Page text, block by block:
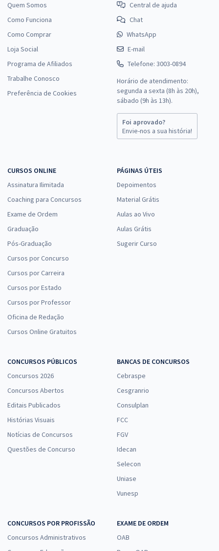
Quem Somos
Como Funciona
Como Comprar
Loja Social
Programa de Afiliados
Trabalhe Conosco
Preferência de Cookies
Central de ajuda
Chat
WhatsApp
E-mail
Telefone: 3003-0894
Horário de atendimento:
segunda a sexta (8h às 20h),
sábado (9h às 13h).
Foi aprovado?
Envie-nos a sua história!
CURSOS ONLINE
Assinatura Ilimitada
Coaching para Concursos
Exame de Ordem
Graduação
Pós-Graduação
Cursos por Concurso
Cursos por Carreira
Cursos por Estado
Cursos por Professor
Oficina de Redação
Cursos Online Gratuitos
PÁGINAS ÚTEIS
Depoimentos
Material Grátis
Aulas ao Vivo
Aulas Grátis
Sugerir Curso
CONCURSOS PÚBLICOS
Concursos 2026
Concursos Abertos
Editais Publicados
Histórias Visuais
Notícias de Concursos
Questões de Concurso
BANCAS DE CONCURSOS
Cebraspe
Cesgranrio
Consulplan
FCC
FGV
Idecan
Selecon
Uniase
Vunesp
CONCURSOS POR PROFISSÃO
Concursos Administrativos
EXAME DE ORDEM
OAB